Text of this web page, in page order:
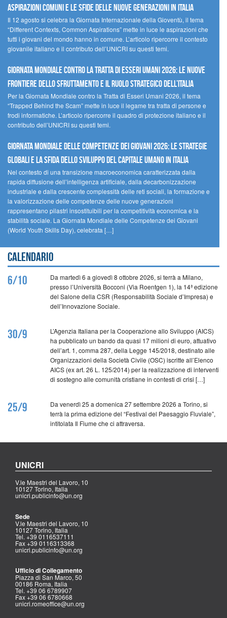
ASPIRAZIONI COMUNI E LE SFIDE DELLE NUOVE GENERAZIONI IN ITALIA
Il 12 agosto si celebra la Giornata Internazionale della Gioventù, il tema
“Different Contexts, Common Aspirations” mette in luce le aspirazioni che
tutti i giovani del mondo hanno in comune. L’articolo ripercorre il contesto
giovanile italiano e il contributo dell’UNICRI su questi temi.
GIORNATA MONDIALE CONTRO LA TRATTA DI ESSERI UMANI 2026: LE NUOVE
FRONTIERE DELLO SFRUTTAMENTO E IL RUOLO STRATEGICO DELL’ITALIA
Per la Giornata Mondiale contro la Tratta di Esseri Umani 2026, il tema
“Trapped Behind the Scam” mette in luce il legame tra tratta di persone e
frodi informatiche. L’articolo ripercorre il quadro di protezione italiano e il
contributo dell’UNICRI su questi temi.
GIORNATA MONDIALE DELLE COMPETENZE DEI GIOVANI 2026: LE STRATEGIE
GLOBALI E LA SFIDA DELLO SVILUPPO DEL CAPITALE UMANO IN ITALIA
Nel contesto di una transizione macroeconomica caratterizzata dalla
rapida diffusione dell’intelligenza artificiale, dalla decarbonizzazione
industriale e dalla crescente complessità delle reti sociali, la formazione e
la valorizzazione delle competenze delle nuove generazioni
rappresentano pilastri insostituibili per la competitività economica e la
stabilità sociale. La Giornata Mondiale delle Competenze dei Giovani
(World Youth Skills Day), celebrata […]
Calendario
6/10
Da martedì 6 a giovedì 8 ottobre 2026, si terrà a Milano,
presso l’Università Bocconi (Via Roentgen 1), la 14ª edizione
del Salone della CSR (Responsabilità Sociale d’Impresa) e
dell’Innovazione Sociale.
30/9
L’Agenzia Italiana per la Cooperazione allo Sviluppo (AICS)
ha pubblicato un bando da quasi 17 milioni di euro, attuativo
dell’art. 1, comma 287, della Legge 145/2018, destinato alle
Organizzazioni della Società Civile (OSC) iscritte all’Elenco
AICS (ex art. 26 L. 125/2014) per la realizzazione di interventi
di sostegno alle comunità cristiane in contesti di crisi […]
25/9
Da venerdì 25 a domenica 27 settembre 2026 a Torino, si
terrà la prima edizione del “Festival del Paesaggio Fluviale”,
intitolata Il Fiume che ci attraversa.
UNICRI
V.le Maestri del Lavoro, 10
10127 Torino, Italia
unicri.publicinfo@un.org
Sede
V.le Maestri del Lavoro, 10
10127 Torino, Italia
Tel. +39 0116537111
Fax +39 0116313368
unicri.publicinfo@un.org
Ufficio di Collegamento
Piazza di San Marco, 50
00186 Roma, Italia
Tel. +39 06 6789907
Fax +39 06 6780668
unicri.romeoffice@un.org